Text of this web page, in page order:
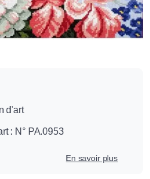
d'art
: N° PA.0953
En savoir plus